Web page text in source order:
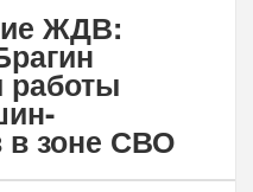
ЖДВ:
работы
в зоне СВО